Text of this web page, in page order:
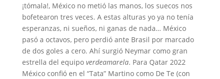
¡tómala!, México no metió las manos, los suecos nos
bofetearon tres veces. A estas alturas yo ya no tenía
esperanzas, ni sueños, ni ganas de nada… México
pasó a octavos, pero perdió ante Brasil por marcado
de dos goles a cero. Ahí surgió Neymar como gran
estrella del equipo verdeamarela. Para Qatar 2022
México confió en el “Tata” Martino como De Te (con